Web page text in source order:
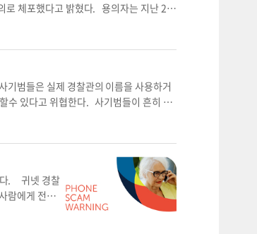
로 체포했다고 밝혔다. 용의자는 지난 20
창하고 한 10대 소녀를 강제로 자신의 지
도망쳤다. 경찰은 지난 6일 밤 용의자를
리다가 뼈가 부서지더라도 어쩔 수 없는
풀어주고 있으며 이들이 극악무도한 범죄
체자 소녀 납치강도 경찰 사칭 시티 경찰국
기범들은 실제 경찰관의 이름을 사용하거
수 있다고 위협한다. 사기범들이 흔히 사
할 수 있다, ▶소액의 초기 비용을 보내
있다. 또 이들은 피해자들로부터 선불카
이 어렵기 때문이다. 경찰은 이어 “사기꾼
피해자들이 속아 넘어가기 쉽다”며 “귀
드, 기프트카드, 암호화폐, 택배를 통한 현
. 이때 발신 번호로 전화를 걸면 안 된다. 윤
다. 귀넷 경찰
람에게 전화
악했다. 경찰